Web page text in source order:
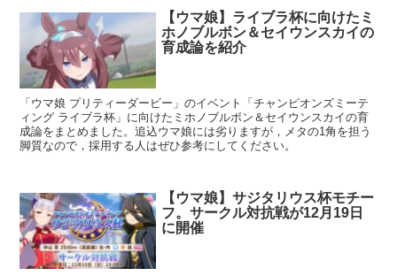
【ウマ娘】ライブラ杯に向けたミ
ホノブルボン＆セイウンスカイの
育成論を紹介
「ウマ娘 プリティーダービー」のイベント「チャンピオンズミーテ
ィング ライブラ杯」に向けたミホノブルボン＆セイウンスカイの育
成論をまとめました。追込ウマ娘には劣りますが，メタの1角を担う
脚質なので，採用する人はぜひ参考にしてください。
【ウマ娘】サジタリウス杯モチー
フ。サークル対抗戦が12月19日
に開催